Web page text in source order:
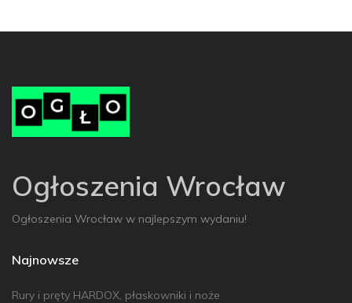
Ogłoszenia Wrocław
Ogłoszenia Wrocław w najlepszym wydaniu!
Najnowsze
Rury i pręty HARDOX, płaskowniki i noże